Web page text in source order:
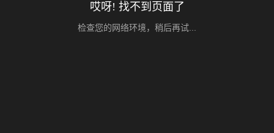
哎呀! 找不到页面了
检查您的网络环境，稍后再试...